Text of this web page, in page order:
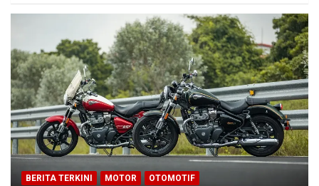
BERITA TERKINI MOTOR OTOMOTIF